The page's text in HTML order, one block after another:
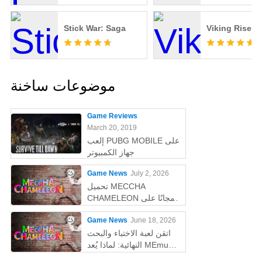
Stick War: Saga Viking Rise
موضوعات ساخنة
Game Reviews
March 20, 2019
إلعب PUBG MOBILE على
جهاز الكمبيوتر
Game News July 2, 2026
تحميل MECCHA
CHAMELEON مجانًا على
الكمبيوتر
Game News June 18, 2026
اتقن لعبة الاختباء والبحث
النهائية: لماذا يُعد MEmu